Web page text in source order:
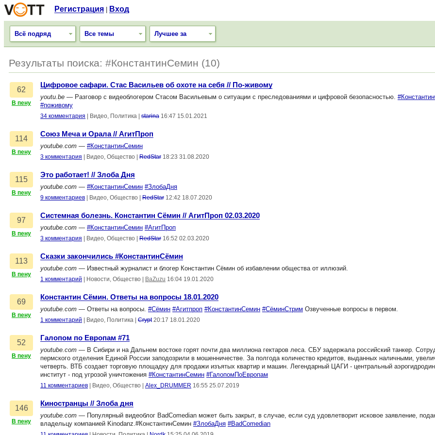
Регистрация Вход
Всё подряд Все темы Лучшее за
Результаты поиска: #КонстантинСемин (10)
62
В пену
Цифровое сафари. Стас Васильев об охоте на себя // По-живому
youtu.be — Разговор с видеоблогером Стасом Васильевым о ситуации c преследованиями и цифровой безопасностью.
#поживому
34 комментария Видео, Политика starina 16:47 15.01.2021
114
В пену
Союз Меча и Орала // АгитПроп
youtube.com — #КонстантинСемин
3 комментария Видео, Общество RedStar 18:23 31.08.2020
115
В пену
Это работает! // Злоба Дня
youtube.com — #КонстантинСемин #ЗлобаДня
9 комментариев Видео, Общество RedStar 12:42 18.07.2020
97
В пену
Cистемная болезнь. Константин Сёмин // АгитПроп 02.03.2020
youtube.com — #КонстантинСемин #АгитПроп
3 комментария Видео, Общество RedStar 16:52 02.03.2020
113
В пену
Сказки закончились #КонстантинСёмин
youtube.com — Известный журналист и блогер Константин Сёмин об избавлении общества от иллюзий.
1 комментарий Новости, Общество BaZuzu 16:04 19.01.2020
69
В пену
Константин Сёмин. Ответы на вопросы 18.01.2020
youtube.com — Ответы на вопросы. #Сёмин #Агитпроп #КонстантинСемин #СёминСтрим Озвученные вопросы в первом.
1 комментарий Видео, Политика Crypt 20:17 18.01.2020
52
В пену
Галопом по Европам #71
youtube.com — В Сибири и на Дальнем востоке горят почти два миллиона гектаров леса. СБУ задержала российский танкер.
пермского отделения Единой России заподозрили в мошенничестве. За полгода количество кредитов, выданных наличными,
четверть. ВТБ создает торговую площадку для продажи изъятых квартир и машин. Легендарный ЦАГИ - центральный
институт - под угрозой уничтожения #КонстантинСемин #ГалопомПоЕвропам
11 комментариев Видео, Общество Alex_DRUMMER 16:55 25.07.2019
146
В пену
Киностранцы // Злоба дня
youtube.com — Популярный видеоблог BadComedian может быть закрыт, в случае, если суд удовлетворит исковое заявление,
владельцу компанией Kinodanz.#КонстантинСемин #ЗлобаДня #BadComedian